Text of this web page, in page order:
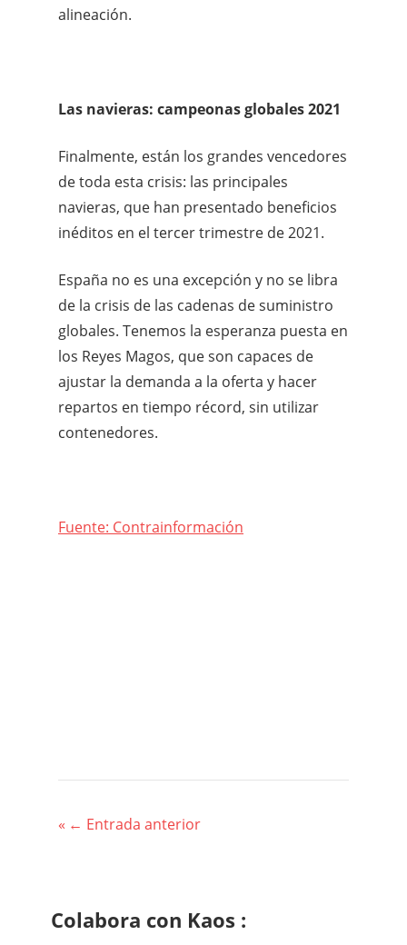
alineación.
Las navieras: campeonas globales 2021
Finalmente, están los grandes vencedores
de toda esta crisis: las principales
navieras, que han presentado beneficios
inéditos en el tercer trimestre de 2021.
España no es una excepción y no se libra
de la crisis de las cadenas de suministro
globales. Tenemos la esperanza puesta en
los Reyes Magos, que son capaces de
ajustar la demanda a la oferta y hacer
repartos en tiempo récord, sin utilizar
contenedores.
Fuente: Contrainformación
de← Entrada anterior
Colabora con Kaos :